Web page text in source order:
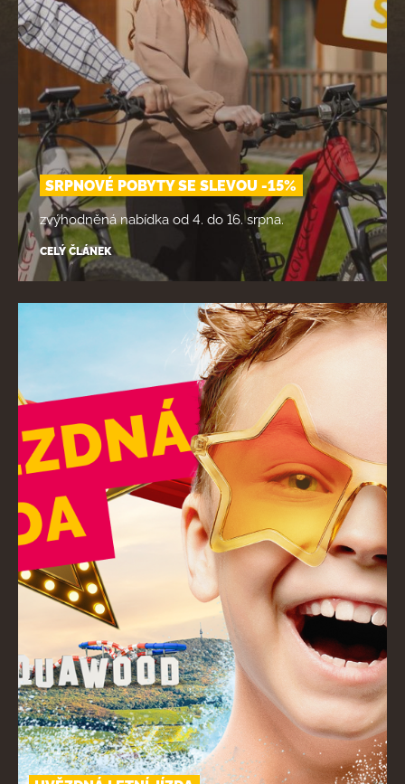
SRPNOVÉ POBYTY SE SLEVOU -15%
zvýhodněná nabídka od 4. do 16. srpna.
CELÝ ČLÁNEK